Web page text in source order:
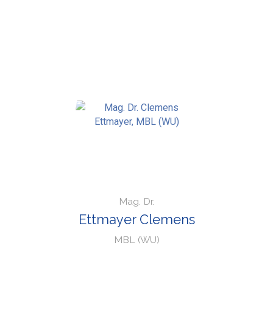
Mag. Dr.
Ettmayer Clemens
MBL (WU)